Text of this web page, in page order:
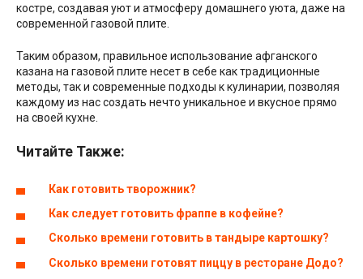
костре, создавая уют и атмосферу домашнего уюта, даже на
современной газовой плите.
Таким образом, правильное использование афганского
казана на газовой плите несет в себе как традиционные
методы, так и современные подходы к кулинарии, позволяя
каждому из нас создать нечто уникальное и вкусное прямо
на своей кухне.
Читайте Также:
Как готовить творожник?
Как следует готовить фраппе в кофейне?
Сколько времени готовить в тандыре картошку?
Сколько времени готовят пиццу в ресторане Додо?